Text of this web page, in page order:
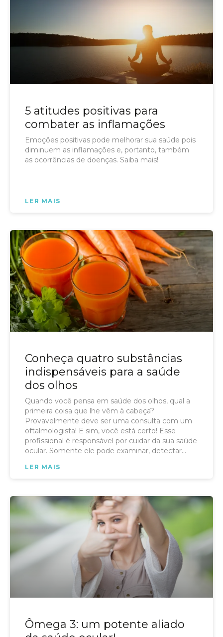
5 atitudes positivas para
combater as inflamações
Emoções positivas pode melhorar sua saúde pois
diminuem as inflamações e, portanto, também
as ocorrências de doenças. Saiba mais!
LER MAIS
Conheça quatro substâncias
indispensáveis para a saúde
dos olhos
Quando você pensa em saúde dos olhos, qual a
primeira coisa que lhe vêm à cabeça?
Provavelmente deve ser uma consulta com um
oftalmologista! E sim, você está certo! Esse
profissional é responsável por cuidar da sua saúde
ocular. Somente ele pode examinar, detectar
de orientar sobre o uso de colírios e óculos de sol
LER MAIS
Ômega 3: um potente aliado